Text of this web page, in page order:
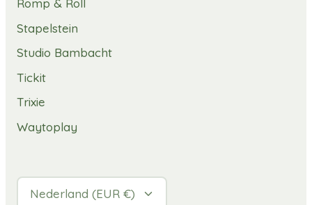
Romp & Roll
Stapelstein
Studio Bambacht
Tickit
Trixie
Waytoplay
Valuta
Nederland (EUR €)